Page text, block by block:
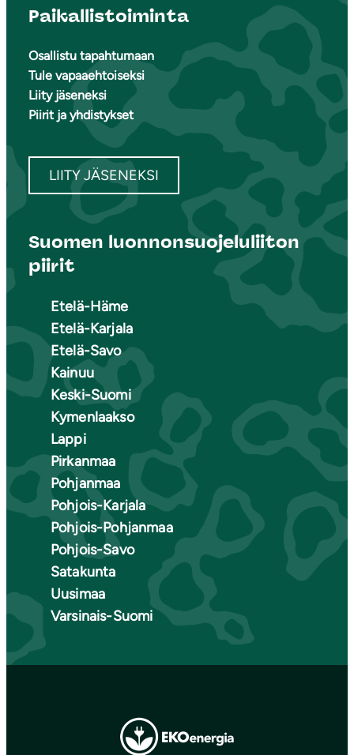
Paikallistoiminta
Osallistu tapahtumaan
Tule vapaaehtoiseksi
Liity jäseneksi
Piirit ja yhdistykset
LIITY JÄSENEKSI
Suomen luonnonsuojeluliiton
piirit
Etelä-Häme
Etelä-Karjala
Etelä-Savo
Kainuu
Keski-Suomi
Kymenlaakso
Lappi
Pirkanmaa
Pohjanmaa
Pohjois-Karjala
Pohjois-Pohjanmaa
Pohjois-Savo
Satakunta
Uusimaa
Varsinais-Suomi